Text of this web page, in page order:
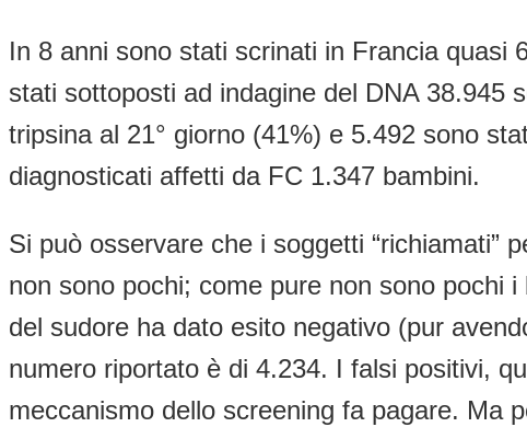
In 8 anni sono stati scrinati in Francia quasi
stati sottoposti ad indagine del DNA 38.945
tripsina al 21° giorno (41%) e 5.492 sono
diagnosticati affetti da FC 1.347 bambini.
Si può osservare che i soggetti “richiamati”
non sono pochi; come pure non sono pochi
del sudore ha dato esito negativo (pur
numero riportato è di 4.234. I falsi positivi,
meccanismo dello screening fa pagare. Ma